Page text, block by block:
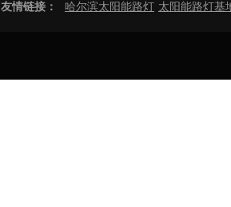
友情链接：
哈尔滨太阳能路灯 太阳能路灯基